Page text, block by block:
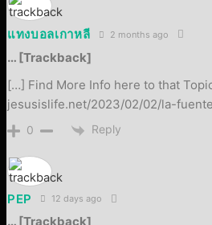
แทงบอลเกาหลี 2 months ago
… [Trackback]
[…] Find More Info here to that
jesusislife.net/2023/02/02/la-
0 Reply
PEP 12 days ago
… [Trackback]